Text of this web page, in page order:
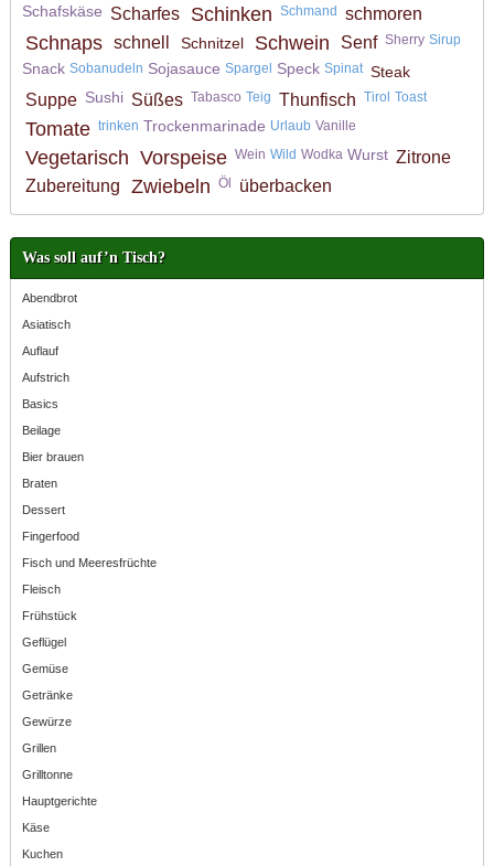
Schafskäse Scharfes Schinken Schmand schmoren
Schnaps schnell Schnitzel Schwein Senf Sherry Sirup
Snack Sobanudeln Sojasauce Spargel Speck Spinat Steak
Suppe Sushi Süßes Tabasco Teig Thunfisch Tirol Toast
Tomate trinken Trockenmarinade Urlaub Vanille
Vegetarisch Vorspeise Wein Wild Wodka Wurst Zitrone
Zubereitung
Zwiebeln Öl überbacken
Was soll auf’n Tisch?
Abendbrot
Asiatisch
Auflauf
Aufstrich
Basics
Beilage
Bier brauen
Braten
Dessert
Fingerfood
Fisch und Meeresfrüchte
Fleisch
Frühstück
Geflügel
Gemüse
Getränke
Gewürze
Grillen
Grilltonne
Hauptgerichte
Käse
Kuchen